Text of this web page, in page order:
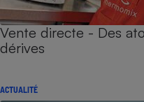
Vente directe - Des
dérives
ACTUALITÉ